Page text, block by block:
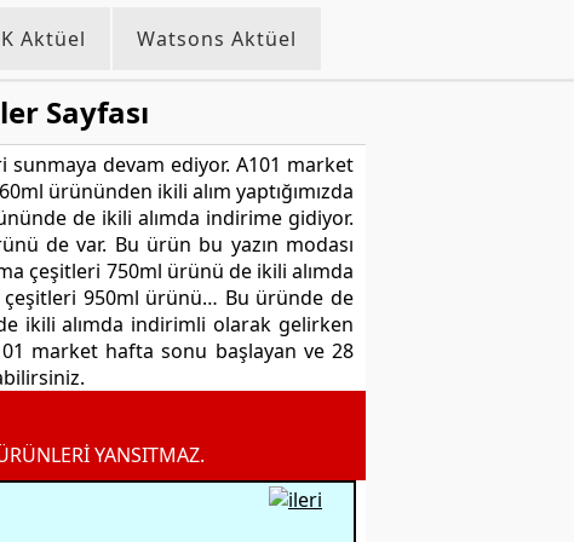
Aktüel Watsons Aktüel
Sayfası
sunmaya devam ediyor. A101 market
ürününden ikili alım yaptığımızda
de ikili alımda indirime gidiyor.
de var. Bu ürün bu yazın modası
çeşitleri 750ml ürünü de ikili alımda
çeşitleri 950ml ürünü… Bu üründe de
ikili alımda indirimli olarak gelirken
market hafta sonu başlayan ve 28
YANSITMAZ.